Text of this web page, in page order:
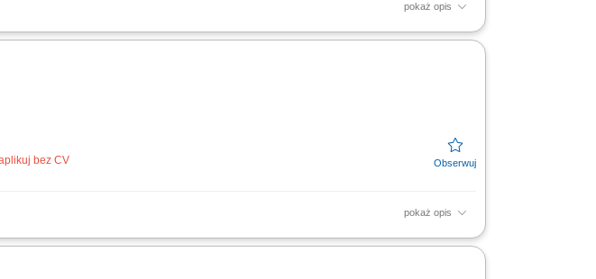
pokaż opis
celów przychodowych w obszarze pokoi, konferencji, eventów, gastronomii i
bez CV
pokaż opis
podległego oddziału handlowo-logistycznego. Koordynowanie działań zespołu